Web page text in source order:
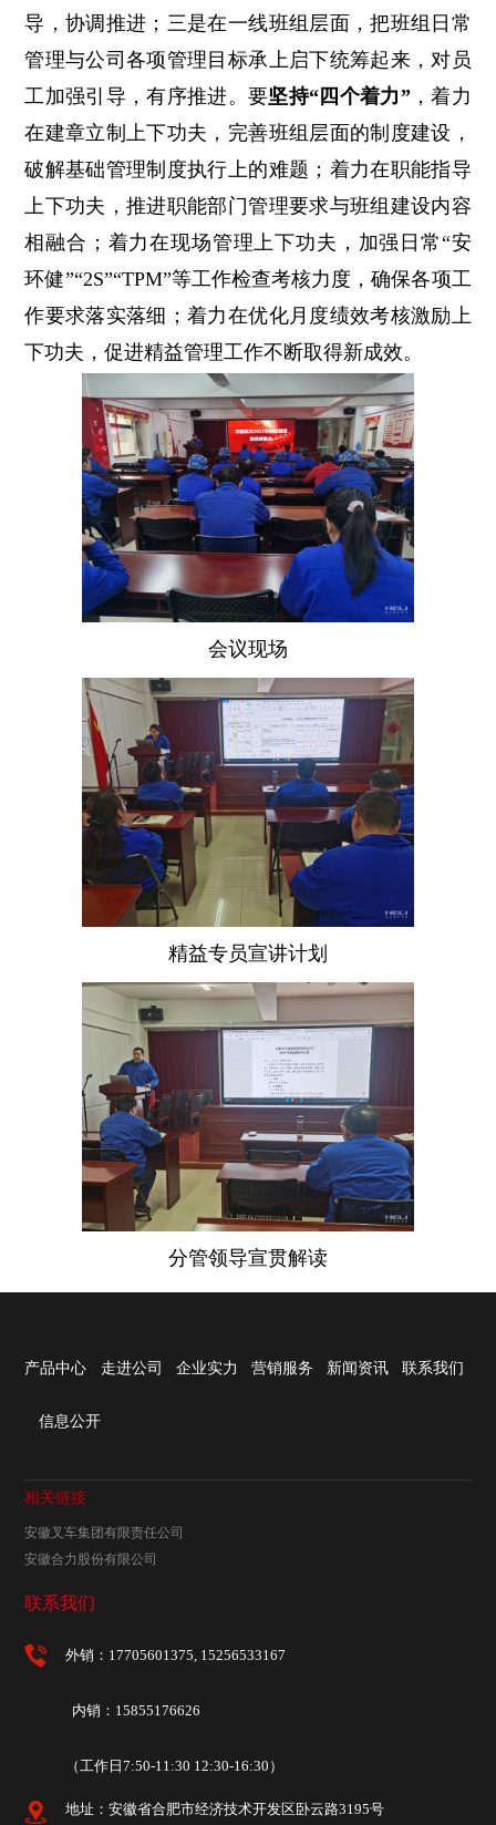
导，协调推进；三是在一线班组层面，把班组日常
管理与公司各项管理目标承上启下统筹起来，对员
工加强引导，有序推进。要坚持“四个着力”，着力
在建章立制上下功夫，完善班组层面的制度建设，
破解基础管理制度执行上的难题；着力在职能指导
上下功夫，推进职能部门管理要求与班组建设内容
相融合；着力在现场管理上下功夫，加强日常“安
环健”“2S”“TPM”等工作检查考核力度，确保各项工
作要求落实落细；着力在优化月度绩效考核激励上
下功夫，促进精益管理工作不断取得新成效。
会议现场
精益专员宣讲计划
分管领导宣贯解读
产品中心 走进公司 企业实力 营销服务 新闻资讯 联系我们
信息公开
相关链接
安徽叉车集团有限责任公司
安徽合力股份有限公司
联系我们
外销：17705601375, 15256533167
内销：15855176626
（工作日7:50-11:30 12:30-16:30）
地址：安徽省合肥市经济技术开发区卧云路3195号